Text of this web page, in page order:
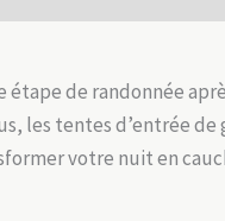
étape de randonnée
les tentes d’entrée
votre nuit en